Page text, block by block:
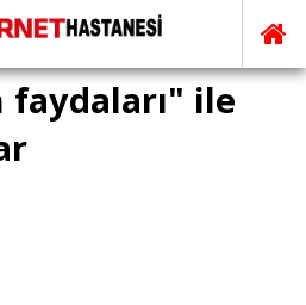
faydaları" ile